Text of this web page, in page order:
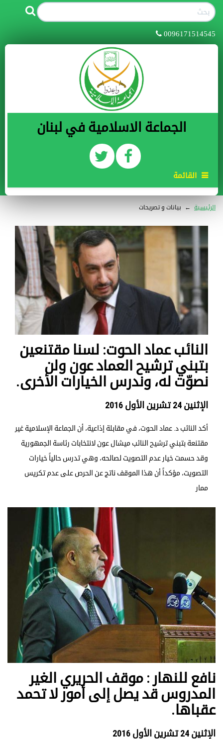
0096171514545
الجماعة الاسلامية في لبنان
القائمة
الرئيسية ← بيانات و تصريحات
النائب عماد الحوت: لسنا مقتنعين
بتبني ترشيح العماد عون ولن
نصوّت له، وندرس الخيارات الأخرى.
الإثنين 24 تشرين الأول 2016
أكد النائب د. عماد الحوت، في مقابلة إذاعية، أن الجماعة الإسلامية غير
مقتنعة بتبني ترشيح النائب ميشال عون لانتخابات رئاسة الجمهورية
وقد حسمت خيار عدم التصويت لصالحه، وهي تدرس حالياً خيارات
التصويت، مؤكداً أن هذا الموقف ناتج عن الحرص على عدم تكريس
ممار
نافع للنهار : موقف الحريري الغير
المدروس قد يصل إلى أمور لا تحمد
عقباها.
الإثنين 24 تشرين الأول 2016